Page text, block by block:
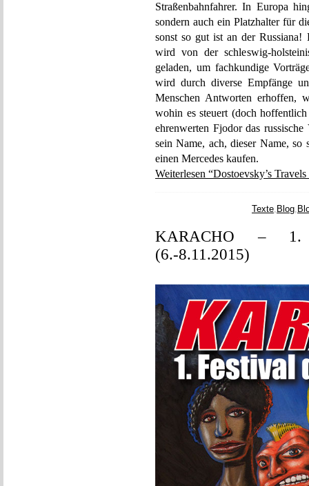
Straßenbahnfahrer. In Europa
sondern auch ein Platzhalter für
sonst so gut ist an der Russiana!
wird von der schleswig-
geladen, um fachkundige
wird durch diverse Empfänge
Menschen Antworten erhoffen,
wohin es steuert (doch
ehrenwerten Fjodor das
sein Name, ach, dieser Name,
einen Mercedes kaufen.
Weiterlesen “Dostoevsky’s
Texte, Blog,
KARACHO – 1.
(6.-8.11.2015)